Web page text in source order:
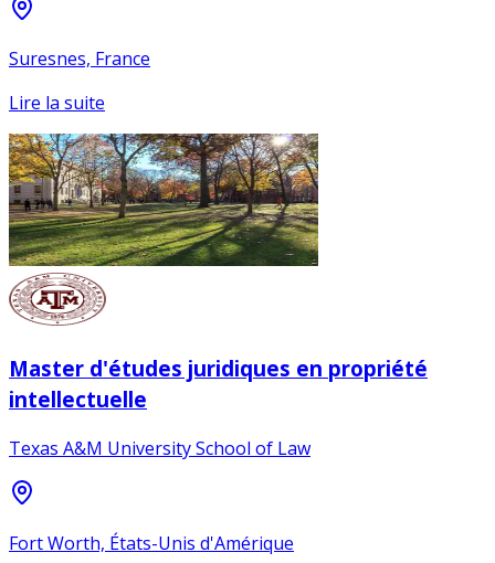
Suresnes, France
Lire la suite
Master d'études juridiques en propriété
intellectuelle
Texas A&M University School of Law
Fort Worth, États-Unis d'Amérique